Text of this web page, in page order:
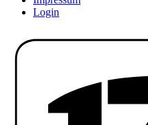
Login